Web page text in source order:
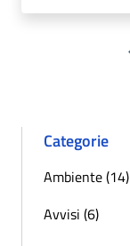
Categorie
Ambiente (14)
Avvisi (6)